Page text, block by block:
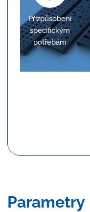
Přizpůsobení
specifickým
potřebám
Parametry